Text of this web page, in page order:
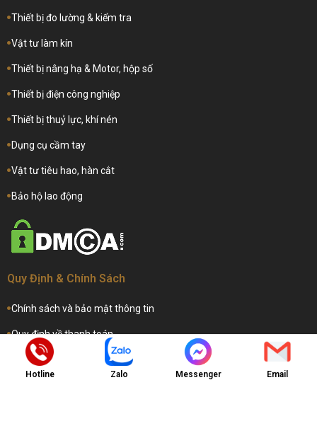
Thiết bị đo lường & kiểm tra
Vật tư làm kín
Thiết bị nâng hạ & Motor, hộp số
Thiết bị điện công nghiệp
Thiết bị thuỷ lực, khí nén
Dụng cụ cầm tay
Vật tư tiêu hao, hàn cắt
Bảo hộ lao động
Quy Định & Chính Sách
Chính sách và bảo mật thông tin
Quy định về thanh toán
Hướng dẫn hỗ trợ dịch vụ
Hotline Zalo Messenger Email